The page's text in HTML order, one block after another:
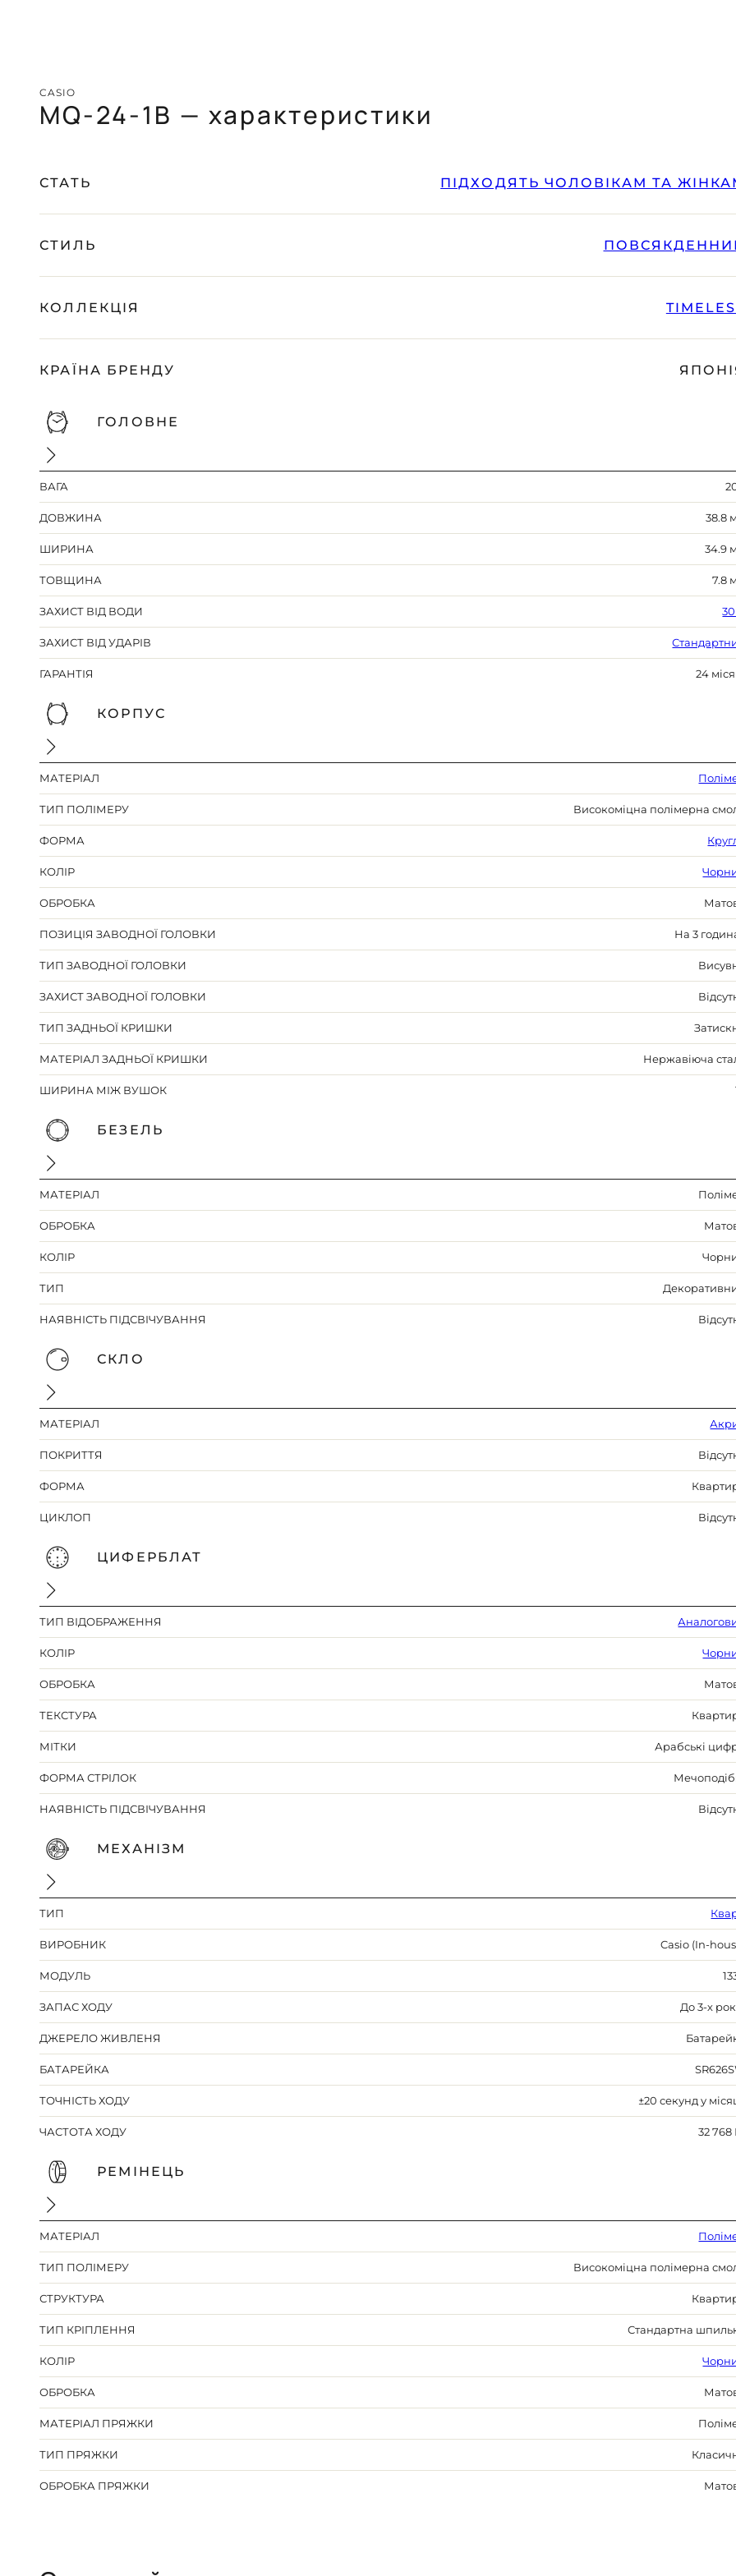
CASIO
MQ-24-1B — характеристики
СТАТЬ ПІДХОДЯТЬ ЧОЛОВІКАМ ТА
СТИЛЬ
КОЛЛЕКЦІЯ
КРАЇНА БРЕНДУ
ГОЛОВНЕ
ВАГА
ДОВЖИНА 38.8
ШИРИНА 34.9
ТОВЩИНА 7.8
ЗАХИСТ ВІД ВОДИ
ЗАХИСТ ВІД УДАРІВ
ГАРАНТІЯ 24
КОРПУС
МАТЕРІАЛ
ТИП ПОЛІМЕРУ Високоміцна полімерна
ФОРМА
КОЛІР
ОБРОБКА
ПОЗИЦІЯ ЗАВОДНОЇ ГОЛОВКИ На 3
ТИП ЗАВОДНОЇ ГОЛОВКИ
ЗАХИСТ ЗАВОДНОЇ ГОЛОВКИ
ТИП ЗАДНЬОЇ КРИШКИ
МАТЕРІАЛ ЗАДНЬОЇ КРИШКИ Нержавіюча
ШИРИНА МІЖ ВУШОК
БЕЗЕЛЬ
МАТЕРІАЛ
ОБРОБКА
КОЛІР
ТИП
НАЯВНІСТЬ ПІДСВІЧУВАННЯ
СКЛО
МАТЕРІАЛ
ПОКРИТТЯ
ФОРМА
ЦИКЛОП
ЦИФЕРБЛАТ
ТИП ВІДОБРАЖЕННЯ
КОЛІР
ОБРОБКА
ТЕКСТУРА
МІТКИ Арабські
ФОРМА СТРІЛОК
НАЯВНІСТЬ ПІДСВІЧУВАННЯ
МЕХАНІЗМ
ТИП
ВИРОБНИК Casio (In-
МОДУЛЬ
ЗАПАС ХОДУ До 3-х
ДЖЕРЕЛО ЖИВЛЕНЯ
БАТАРЕЙКА
ТОЧНІСТЬ ХОДУ ±20 секунд у
ЧАСТОТА ХОДУ 32 768
РЕМІНЕЦЬ
МАТЕРІАЛ
ТИП ПОЛІМЕРУ Високоміцна полімерна
СТРУКТУРА
ТИП КРІПЛЕННЯ Стандартна
КОЛІР
ОБРОБКА
МАТЕРІАЛ ПРЯЖКИ
ТИП ПРЯЖКИ
ОБРОБКА ПРЯЖКИ